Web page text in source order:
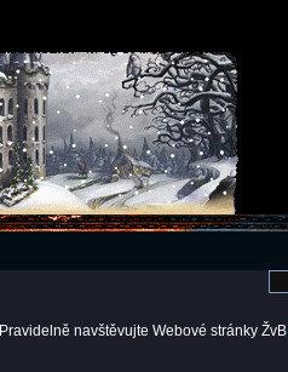
Pravidelně navštěvujte Webové stránky ŽvB